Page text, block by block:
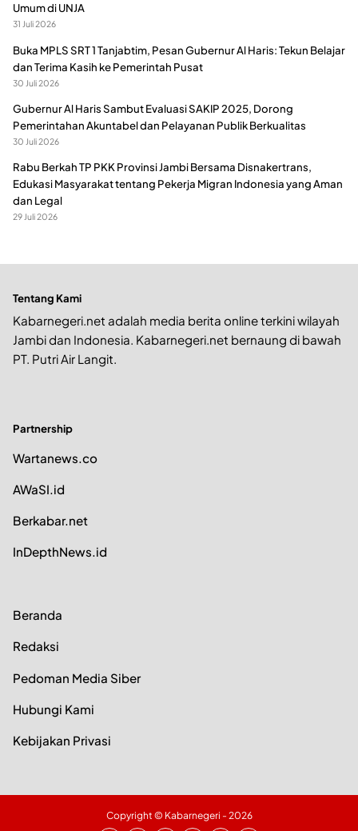
Umum di UNJA
31 Juli 2026
Buka MPLS SRT 1 Tanjabtim, Pesan Gubernur Al Haris: Tekun Belajar
dan Terima Kasih ke Pemerintah Pusat
30 Juli 2026
Gubernur Al Haris Sambut Evaluasi SAKIP 2025, Dorong
Pemerintahan Akuntabel dan Pelayanan Publik Berkualitas
30 Juli 2026
Rabu Berkah TP PKK Provinsi Jambi Bersama Disnakertrans,
Edukasi Masyarakat tentang Pekerja Migran Indonesia yang Aman
dan Legal
29 Juli 2026
Tentang Kami
Kabarnegeri.net adalah media berita online terkini wilayah
Jambi dan Indonesia. Kabarnegeri.net bernaung di bawah
PT. Putri Air Langit.
Partnership
Wartanews.co
AWaSI.id
Berkabar.net
InDepthNews.id
Beranda
Redaksi
Pedoman Media Siber
Hubungi Kami
Kebijakan Privasi
Copyright © Kabarnegeri - 2026